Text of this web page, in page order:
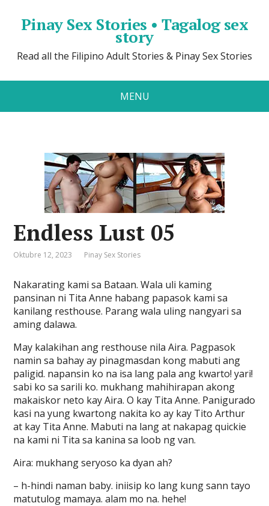
Pinay Sex Stories • Tagalog sex
story
Read all the Filipino Adult Stories & Pinay Sex Stories
MENU
Endless Lust 05
Oktubre 12, 2023 Pinay Sex Stories
Nakarating kami sa Bataan. Wala uli kaming
pansinan ni Tita Anne habang papasok kami sa
kanilang resthouse. Parang wala uling nangyari sa
aming dalawa.
May kalakihan ang resthouse nila Aira. Pagpasok
namin sa bahay ay pinagmasdan kong mabuti ang
paligid. napansin ko na isa lang pala ang kwarto! yari!
sabi ko sa sarili ko. mukhang mahihirapan akong
makaiskor neto kay Aira. O kay Tita Anne. Panigurado
kasi na yung kwartong nakita ko ay kay Tito Arthur
at kay Tita Anne. Mabuti na lang at nakapag quickie
na kami ni Tita sa kanina sa loob ng van.
Aira: mukhang seryoso ka dyan ah?
– h-hindi naman baby. iniisip ko lang kung sann tayo
matutulog mamaya. alam mo na. hehe!